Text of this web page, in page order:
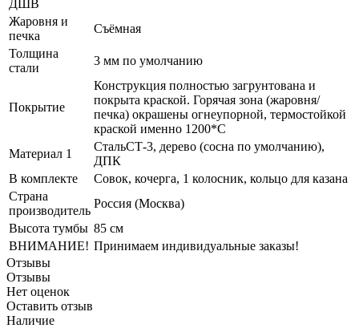
ДШВ
Жаровня и
печка
Съёмная
Толщина
стали
3 мм по умолчанию
Покрытие
Конструкция полностью загрунтована и
покрыта краской. Горячая зона (жаровня/
печка) окрашены огнеупорной, термостойкой
краской именно 1200*С
Материал 1
СтальСТ-3, дерево (сосна по умолчанию),
ДПК
В комплекте
Совок, кочерга, 1 колосник, кольцо для казана
Страна
производитель
Россия (Москва)
Высота тумбы 85 см
ВНИМАНИЕ! Принимаем индивидуальные заказы!
Отзывы
Отзывы
Нет оценок
Оставить отзыв
Наличие